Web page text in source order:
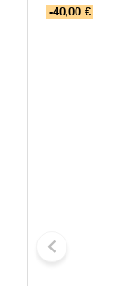
-40,00 €